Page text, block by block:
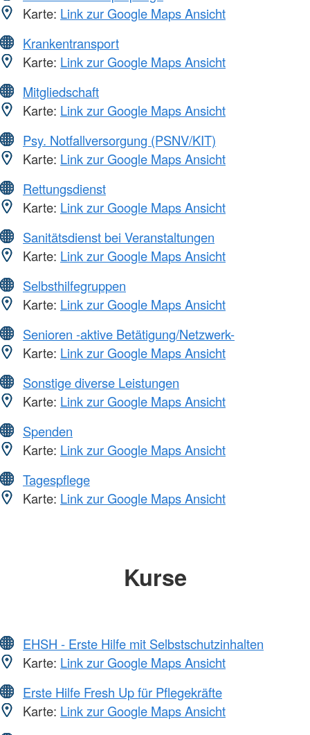
Karte: Link zur Google Maps Ansicht
Krankentransport
Karte: Link zur Google Maps Ansicht
Mitgliedschaft
Karte: Link zur Google Maps Ansicht
Psy. Notfallversorgung (PSNV/KIT)
Karte: Link zur Google Maps Ansicht
Rettungsdienst
Karte: Link zur Google Maps Ansicht
Sanitätsdienst bei Veranstaltungen
Karte: Link zur Google Maps Ansicht
Selbsthilfegruppen
Karte: Link zur Google Maps Ansicht
Senioren -aktive Betätigung/Netzwerk-
Karte: Link zur Google Maps Ansicht
Sonstige diverse Leistungen
Karte: Link zur Google Maps Ansicht
Spenden
Karte: Link zur Google Maps Ansicht
Tagespflege
Karte: Link zur Google Maps Ansicht
Kurse
EHSH - Erste Hilfe mit Selbstschutzinhalten
Karte: Link zur Google Maps Ansicht
Erste Hilfe Fresh Up für Pflegekräfte
Karte: Link zur Google Maps Ansicht